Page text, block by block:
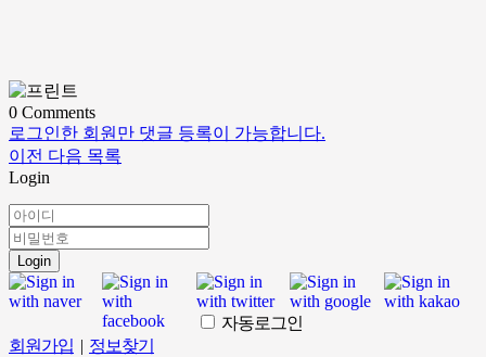
0 Comments
로그인한 회원만 댓글 등록이 가능합니다.
이전 다음 목록
Login
Login
자동로그인
회원가입 | 정보찾기